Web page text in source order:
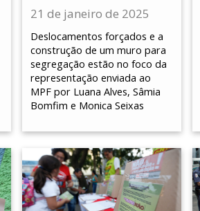
21 de janeiro de 2025
Deslocamentos forçados e a
construção de um muro para
segregação estão no foco da
representação enviada ao
MPF por Luana Alves, Sâmia
Bomfim e Monica Seixas